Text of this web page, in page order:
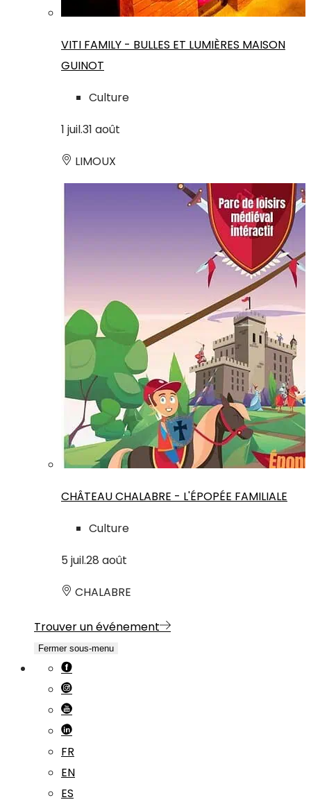
VITI FAMILY - BULLES ET LUMIÈRES MAISON
GUINOT
Culture
1 juil.31 août
LIMOUX
CHÂTEAU CHALABRE - L'ÉPOPÉE FAMILIALE
Culture
5 juil.28 août
CHALABRE
Trouver un événement
Fermer sous-menu
FR
EN
ES